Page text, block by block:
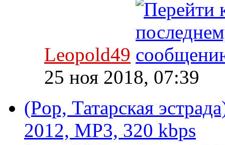
Leopold49
25 ноя 2018, 07:39
(Pop, Татарская
2012, MP3, 320 kbps